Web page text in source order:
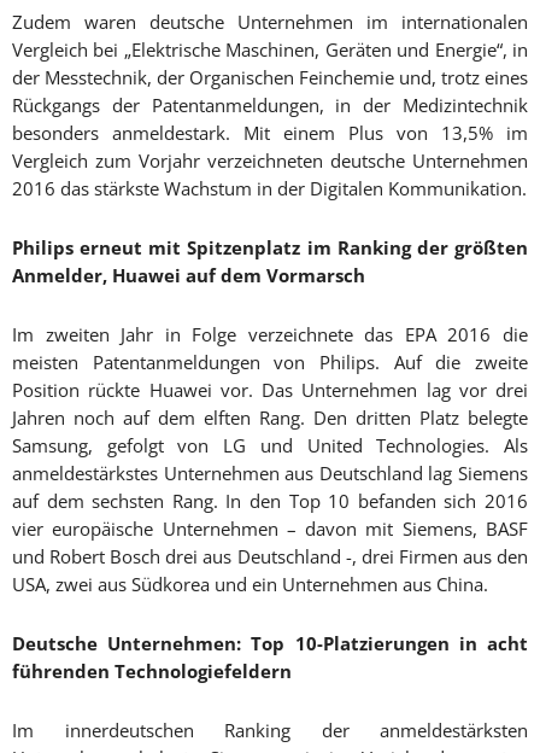
Zudem waren deutsche Unternehmen im internationalen
Vergleich bei „Elektrische Maschinen, Geräten und Energie“, in
der Messtechnik, der Organischen Feinchemie und, trotz eines
Rückgangs der Patentanmeldungen, in der Medizintechnik
besonders anmeldestark. Mit einem Plus von 13,5% im
Vergleich zum Vorjahr verzeichneten deutsche Unternehmen
2016 das stärkste Wachstum in der Digitalen Kommunikation.
Philips erneut mit Spitzenplatz im Ranking der größten
Anmelder, Huawei auf dem Vormarsch
Im zweiten Jahr in Folge verzeichnete das EPA 2016 die
meisten Patentanmeldungen von Philips. Auf die zweite
Position rückte Huawei vor. Das Unternehmen lag vor drei
Jahren noch auf dem elften Rang. Den dritten Platz belegte
Samsung, gefolgt von LG und United Technologies. Als
anmeldestärkstes Unternehmen aus Deutschland lag Siemens
auf dem sechsten Rang. In den Top 10 befanden sich 2016
vier europäische Unternehmen – davon mit Siemens, BASF
und Robert Bosch drei aus Deutschland -, drei Firmen aus den
USA, zwei aus Südkorea und ein Unternehmen aus China.
Deutsche Unternehmen: Top 10-Platzierungen in acht
führenden Technologiefeldern
Im innerdeutschen Ranking der anmeldestärksten